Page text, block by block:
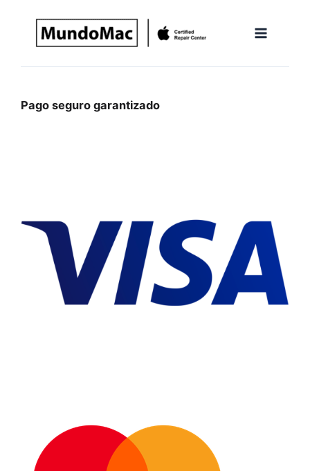
contenido
Pago seguro garantizado